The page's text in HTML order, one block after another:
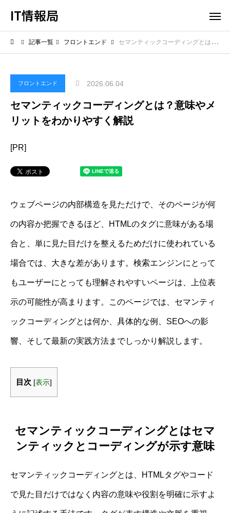
IT情報局
記事一覧 フロントエンド セマンティックコーディングとは？意味やメリットをわかりやすく解説
フロントエンド 2026.06.04
セマンティックコーディングとは？意味やメ
リットをわかりやすく解説
[PR]
ウェブページの内部構造を見ただけで、そのページが何
の内容か把握できるほど、HTMLのタグに意味がある場
合と、単に見た目だけを整えるためだけに使われている
場合では、大きな差があります。検索エンジンにとって
もユーザーにとっても理解されやすいページは、上位表
示の可能性が高まります。このページでは、セマンティ
ックコーディングとは何か、具体的な例、SEOへの影
響、そして最新の実践方法までしっかり解説します。
目次 [表示]
セマンティックコーディングとはセマ
ンティックとコーディングが示す意味
セマンティックコーディングとは、HTMLタグやコード
で見た目だけではなく内容の意味や役割を明確に示すよ